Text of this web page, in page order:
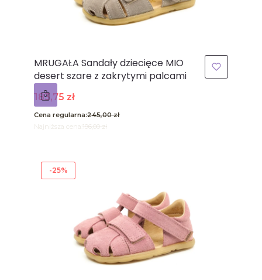
MRUGAŁA Sandały dziecięce MIO
desert szare z zakrytymi palcami
Cena promocyjna
183,75 zł
Cena regularna:245,00 zł
Najniższa cena: 196,00 zł
-25%